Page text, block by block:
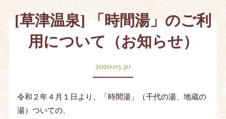
[草津温泉] 「時間湯」のご利
用について（お知らせ）
2020.03.30
令和２年４月１日より、「時間湯」（千代の湯、地蔵の
湯）ついての、